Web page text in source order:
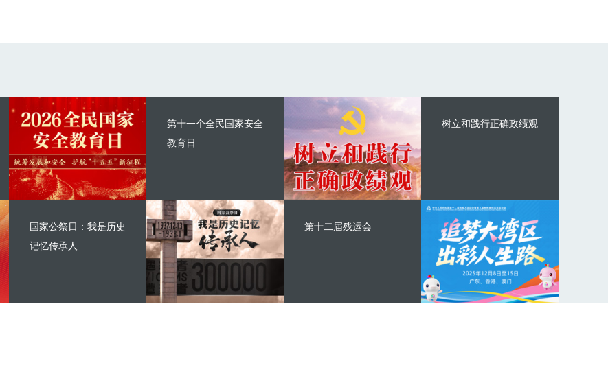
第十一个全民国家安全
教育日
国家公祭日：我是历史
记忆传承人
树立和践行正确政绩观
第十二届残运会